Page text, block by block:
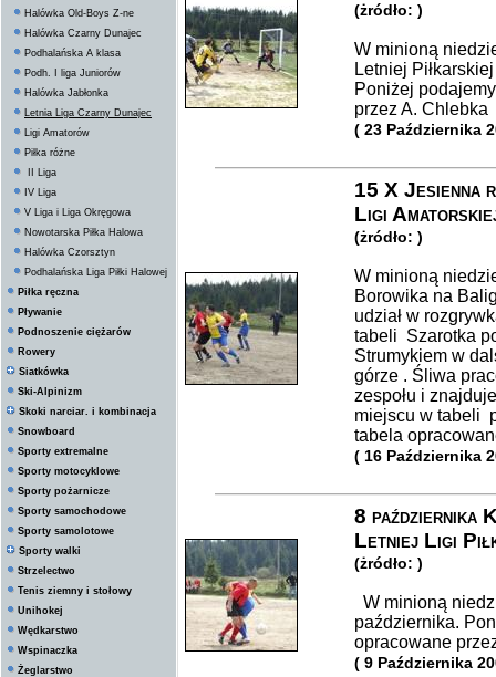
Halówka Old-Boys Z-ne
Halówka Czarny Dunajec
Podhalańska A klasa
Podh. I liga Juniorów
Halówka Jabłonka
Letnia Liga Czarny Dunajec
Ligi Amatorów
Piłka różne
II Liga
IV Liga
V Liga i Liga Okręgowa
Nowotarska Piłka Halowa
Halówka Czorsztyn
Podhalańska Liga Piłki Halowej
Piłka ręczna
Pływanie
Podnoszenie ciężarów
Rowery
Siatkówka
Ski-Alpinizm
Skoki narciar. i kombinacja
Snowboard
Sporty extremalne
Sporty motocyklowe
Sporty pożarnicze
Sporty samochodowe
Sporty samolotowe
Sporty walki
Strzelectwo
Tenis ziemny i stołowy
Unihokej
Wędkarstwo
Wspinaczka
Żeglarstwo
(żródło: )
W minioną
Letniej
Poniżej
przez A. Chlebka
( 23 Października
15 X Jesienna
Ligi
(żródło: )
W minioną
Borowika na
udział w
tabeli Szarotka
Strumykiem w
górze . Śliwa
zespołu i
miejscu w tabeli
tabela
( 16 Października
8 października
Letniej Ligi
(żródło: )
W minioną
października.
opracowane
( 9 Października